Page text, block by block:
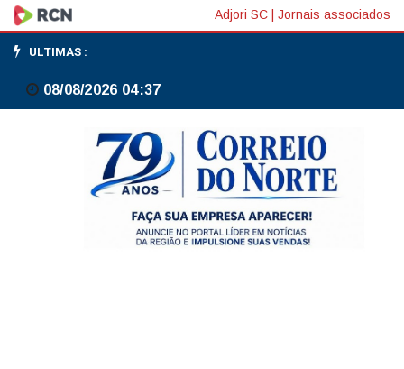
Prefeitura
faz
simulado
preparar
cidade
Adjori SC Jornais associados
ULTIMAS :
08/08/2026 04:37